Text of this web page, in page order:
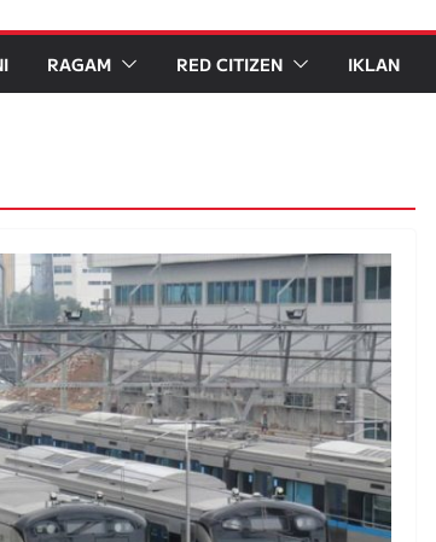
RAGAM RED CITIZEN IKLAN